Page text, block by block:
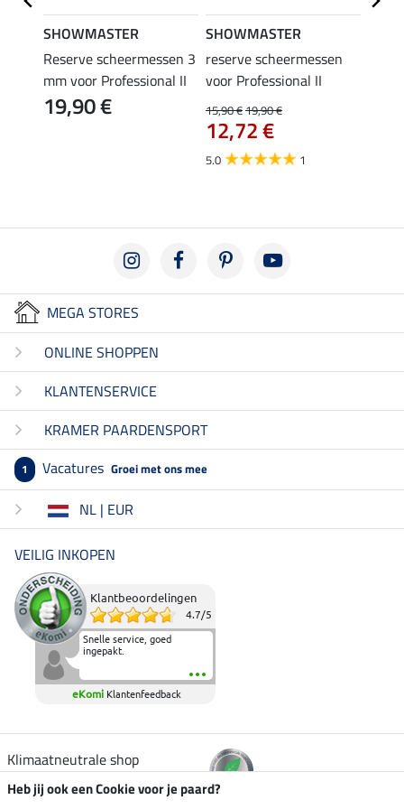
SHOWMASTER
Reserve scheermessen 3
mm voor Professional II
19,90 €
SHOWMASTER
reserve scheermessen
voor Professional II
15,90 €19,90 €
12,72 €
5.0 1
MEGA STORES
ONLINE SHOPPEN
KLANTENSERVICE
KRAMER PAARDENSPORT
1 Vacatures Groei met ons mee
NL | EUR
VEILIG INKOPEN
Klantbeoordelingen
4.7/5
Snelle service, goed
ingepakt.
eKomi Klantenfeedback
Klimaatneutrale shop
Heb jij ook een Cookie voor je paard?